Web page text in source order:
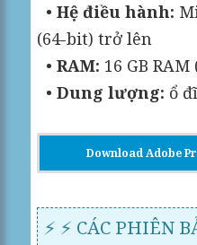
•Hệ điều hành:
(64-bit) trở lên
•RAM: 16 GB
•Dung lượng: ổ
Download Adobe
⚡️ ⚡️ CÁC PHIÊN